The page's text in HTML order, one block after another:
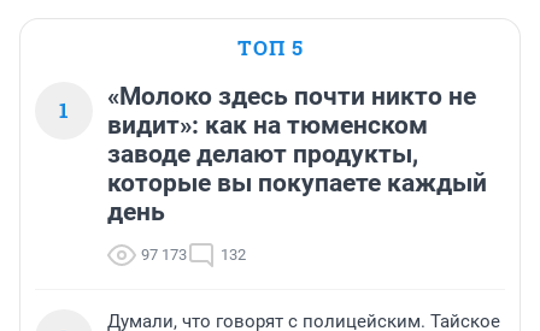
ТОП 5
1
«Молоко здесь почти никто не
видит»: как на тюменском
заводе делают продукты,
которые вы покупаете каждый
день
97 173 132
Думали, что говорят с полицейским. Тайское